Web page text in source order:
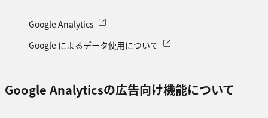
Google Analytics
Google によるデータ使用について
Google Analyticsの広告向け機能について